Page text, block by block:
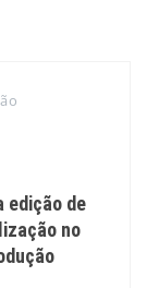
edição de
no